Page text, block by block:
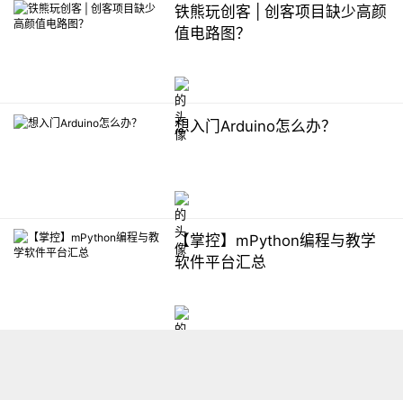
铁熊玩创客 | 创客项目缺少高颜
值电路图？
想入门Arduino怎么办？
【掌控】mPython编程与教学
软件平台汇总